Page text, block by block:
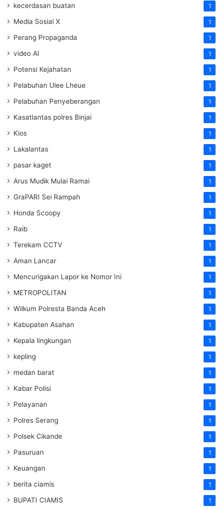
kecerdasan buatan 1
Media Sosial X 1
Perang Propaganda 1
video AI 1
Potensi Kejahatan 1
Pelabuhan Ulee Lheue 1
Pelabuhan Penyeberangan 1
Kasatlantas polres Binjai 1
Kios 1
Lakalantas 1
pasar kaget 1
Arus Mudik Mulai Ramai 1
GraPARI Sei Rampah 1
Honda Scoopy 1
Raib 1
Terekam CCTV 1
Aman Lancar 1
Mencurigakan Lapor ke Nomor Ini 1
METROPOLITAN 1
Wilkum Polresta Banda Aceh 1
Kabupaten Asahan 1
Kepala lingkungan 1
kepling 1
medan barat 1
Kabar Polisi 1
Pelayanan 1
Polres Serang 1
Polsek Cikande 1
Pasuruan 1
Keuangan 1
berita ciamis 1
BUPATI CIAMIS 1